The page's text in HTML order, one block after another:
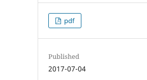
pdf
Published
2017-07-04